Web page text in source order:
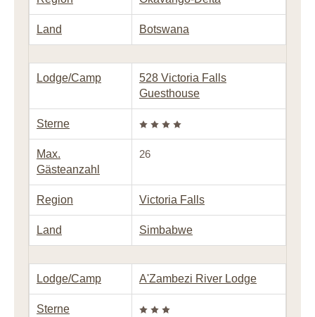
Land Botswana
Lodge/Camp
528 Victoria Falls
Guesthouse
Sterne
Max.
Gästeanzahl
26
Region Victoria Falls
Land Simbabwe
Lodge/Camp A'Zambezi River Lodge
Sterne